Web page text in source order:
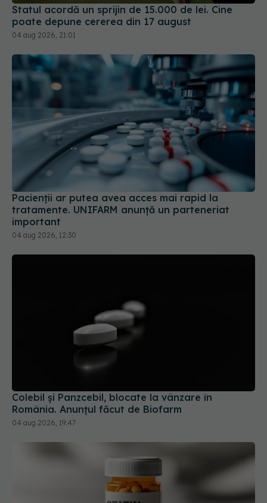
04 aug 2026, 21:01
Pacienții ar putea avea acces mai rapid la
tratamente. UNIFARM anunță un parteneriat
important
04 aug 2026, 12:30
Colebil și Panzcebil, blocate la vânzare în
04 aug 2026, 19:47